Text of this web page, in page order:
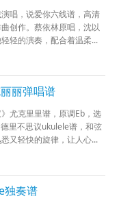
唱，说爱你六线谱，高清
创作。蔡依林原唱，沈以
轻的演奏，配合着温柔...
丽弹唱谱
尤克里里谱，原调Eb，选
里不思议ukulele谱，和弦
又轻快的旋律，让人心...
独奏谱